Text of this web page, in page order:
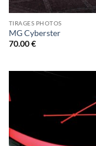
TIRAGES PHOTOS
MG Cyberster
70.00€